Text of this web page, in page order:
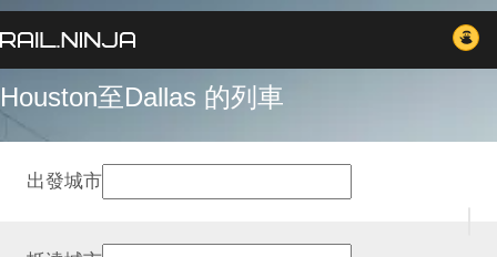
Houston至Dallas 的列車
出發城市